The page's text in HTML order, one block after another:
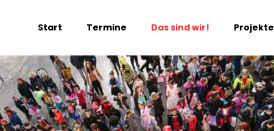
Start Termine Das sind wir! Projekte